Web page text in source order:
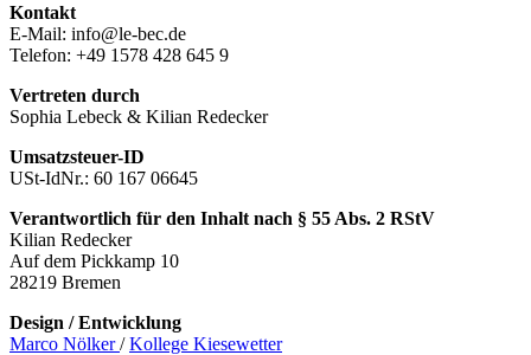
Kontakt
E-Mail: info@le-bec.de
Telefon: +49 1578 428 645 9
Vertreten durch
Sophia Lebeck & Kilian Redecker
Umsatzsteuer-ID
USt-IdNr.: 60 167 06645
Verantwortlich für den Inhalt nach § 55 Abs. 2 RStV
Kilian Redecker
Auf dem Pickkamp 10
28219 Bremen
Design / Entwicklung
Marco Nölker /Kollege Kiesewetter